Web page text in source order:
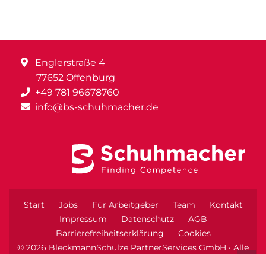
Englerstraße 4
77652 Offenburg
+49 781 96678760
info@bs-schuhmacher.de
Start Jobs Für Arbeitgeber Team
Kontakt
Impressum
Datenschutz
AGB
Barrierefreiheitserklärung
Cookies
© 2026 BleckmannSchulze PartnerServices GmbH · Alle